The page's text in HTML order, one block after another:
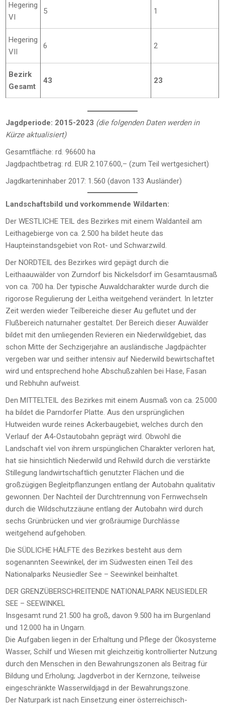
Hegering
VI
5 1
Hegering
VII
6 2
Bezirk
Gesamt
43 23
Jagdperiode: 2015-2023 (die folgenden Daten werden in
Kürze aktualisiert)
Gesamtfläche: rd. 96600 ha
Jagdpachtbetrag: rd. EUR 2.107.600,– (zum Teil wertgesichert)
Jagdkarteninhaber 2017: 1.560 (davon 133 Ausländer)
Landschaftsbild und vorkommende Wildarten:
Der WESTLICHE TEIL des Bezirkes mit einem Waldanteil am
Leithagebierge von ca. 2.500 ha bildet heute das
Haupteinstandsgebiet von Rot- und Schwarzwild.
Der NORDTEIL des Bezirkes wird gepägt durch die
Leithaauwälder von Zurndorf bis Nickelsdorf im Gesamtausmaß
von ca. 700 ha. Der typische Auwaldcharakter wurde durch die
rigorose Regulierung der Leitha weitgehend verändert. In letzter
Zeit werden wieder Teilbereiche dieser Au geflutet und der
Flußbereich naturnaher gestaltet. Der Bereich dieser Auwälder
bildet mit den umliegenden Revieren ein Niederwildgebiet, das
schon Mitte der Sechzigerjahre an ausländische Jagdpächter
vergeben war und seither intensiv auf Niederwild bewirtschaftet
wird und entsprechend hohe Abschußzahlen bei Hase, Fasan
und Rebhuhn aufweist.
Den MITTELTEIL des Bezirkes mit einem Ausmaß von ca. 25.000
ha bildet die Parndorfer Platte. Aus den ursprünglichen
Hutweiden wurde reines Ackerbaugebiet, welches durch den
Verlauf der A4-Ostautobahn geprägt wird. Obwohl die
Landschaft viel von ihrem urspünglichen Charakter verloren hat,
hat sie hinsichtlich Niederwild und Rehwild durch die verstärkte
Stillegung landwirtschaftlich genutzter Flächen und die
großzügigen Begleitpflanzungen entlang der Autobahn qualitativ
gewonnen. Der Nachteil der Durchtrennung von Fernwechseln
durch die Wildschutzzäune entlang der Autobahn wird durch
sechs Grünbrücken und vier großräumige Durchlässe
weitgehend aufgehoben.
Die SÜDLICHE HÄLFTE des Bezirkes besteht aus dem
sogenannten Seewinkel, der im Südwesten einen Teil des
Nationalparks Neusiedler See – Seewinkel beinhaltet.
DER GRENZÜBERSCHREITENDE NATIONALPARK NEUSIEDLER
SEE – SEEWINKEL
Insgesamt rund 21.500 ha groß, davon 9.500 ha im Burgenland
und 12.000 ha in Ungarn.
Die Aufgaben liegen in der Erhaltung und Pflege der Ökosysteme
Wasser, Schilf und Wiesen mit gleichzeitig kontrollierter Nutzung
durch den Menschen in den Bewahrungszonen als Beitrag für
Bildung und Erholung; Jagdverbot in der Kernzone, teilweise
eingeschränkte Wasserwildjagd in der Bewahrungszone.
Der Naturpark ist nach Einsetzung einer österreichisch-